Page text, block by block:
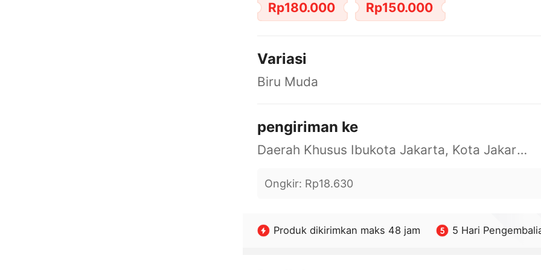
Rp180.000 Rp150.000
Variasi
Biru Muda
pengiriman ke
Daerah Khusus Ibukota Jakarta, Kota Jakarta Barat, Cengkareng, yy
Ongkir: Rp18.630
Produk dikirimkan maks 48 jam 5 Hari